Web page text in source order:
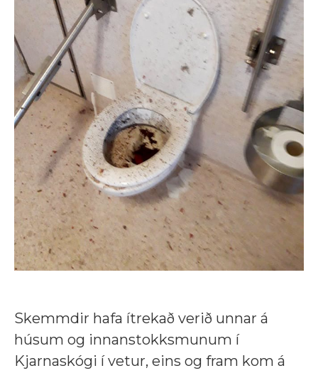
Skemmdir hafa ítrekað verið unnar á
húsum og innanstokksmunum í
Kjarnaskógi í vetur, eins og fram kom á